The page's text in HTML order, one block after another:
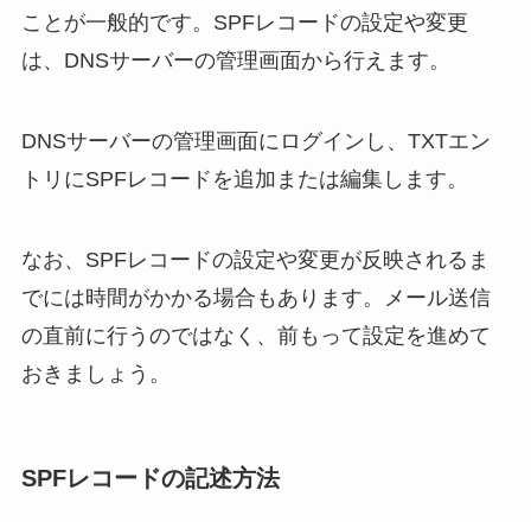
ことが一般的です。SPFレコードの設定や変更
は、DNSサーバーの管理画面から行えます。
DNSサーバーの管理画面にログインし、TXTエン
トリにSPFレコードを追加または編集します。
なお、SPFレコードの設定や変更が反映されるま
でには時間がかかる場合もあります。メール送信
の直前に行うのではなく、前もって設定を進めて
おきましょう。
SPFレコードの記述方法